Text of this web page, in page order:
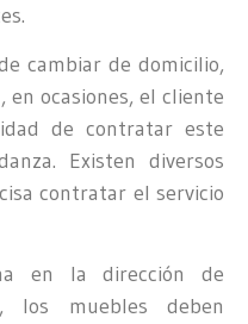
cambiar de domicilio,
en ocasiones, el cliente
de contratar este
Existen diversos
contratar el servicio
en la dirección de
los muebles deben